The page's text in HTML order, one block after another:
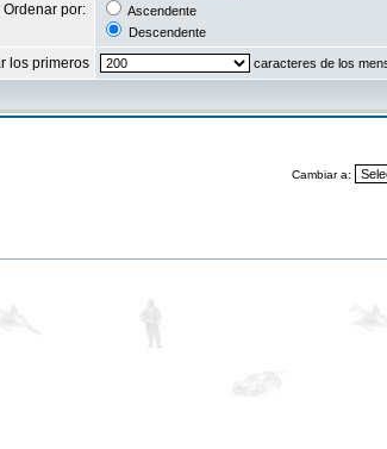
Ordenar por:
Ascendente
Descendente
los primeros caracteres de los
Cambiar a: